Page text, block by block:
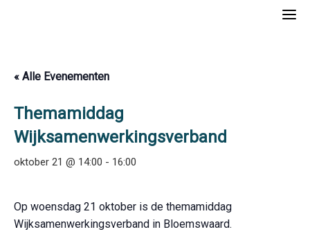
« Alle Evenementen
Themamiddag
Wijksamenwerkingsverband
oktober 21 @ 14:00 - 16:00
Op woensdag 21 oktober is de themamiddag
Wijksamenwerkingsverband in Bloemswaard.